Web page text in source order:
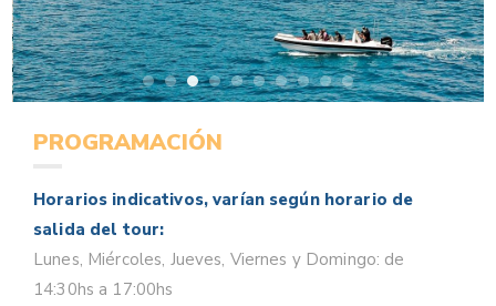
PROGRAMACIÓN
Horarios indicativos, varían según horario de
salida del tour:
Lunes, Miércoles, Jueves, Viernes y Domingo: de
14:30hs a 17:00hs